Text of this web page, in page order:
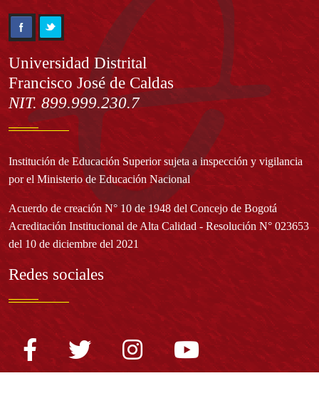
Información
Universidad Distrital
Francisco José de Caldas
NIT. 899.999.230.7
Institución de Educación Superior sujeta a inspección y vigilancia
por el Ministerio de Educación Nacional
Acuerdo de creación N° 10 de 1948 del Concejo de Bogotá
Acreditación Institucional de Alta Calidad - Resolución N° 023653
del 10 de diciembre del 2021
Redes sociales